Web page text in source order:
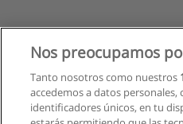
Nos preocupamos
Tanto nosotros como nuestros
accedemos a datos
identificadores únicos, en tu